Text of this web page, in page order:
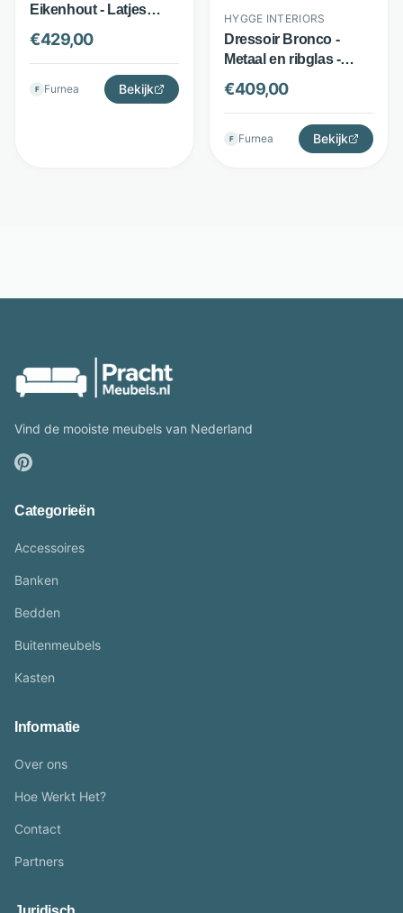
Eikenhout - Latjes
design - Zwart - Hygge
Interiors
€429,00
F Furnea Bekijk
HYGGE INTERIORS
Dressoir Bronco -
Metaal en ribglas -
Glazen deuren met
legplank - Zwart -
€409,00
F Furnea Bekijk
Vind de mooiste meubels van Nederland
Categorieën
Accessoires
Banken
Bedden
Buitenmeubels
Kasten
Informatie
Over ons
Hoe Werkt Het?
Contact
Partners